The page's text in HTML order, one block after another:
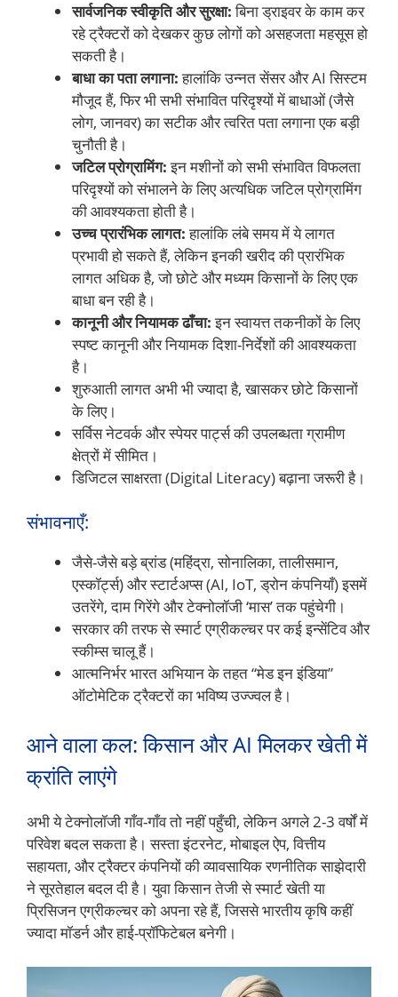
सार्वजनिक स्वीकृति और सुरक्षा:बिना ड्राइवर के काम कर
रहे ट्रैक्टरों को देखकर कुछ लोगों को असहजता महसूस हो
सकती है।
बाधा का पता लगाना:हालांकि उन्नत सेंसर और AI सिस्टम
मौजूद हैं, फिर भी सभी संभावित परिदृश्यों में बाधाओं (जैसे
लोग, जानवर) का सटीक और त्वरित पता लगाना एक बड़ी
चुनौती है।
जटिल प्रोग्रामिंग:इन मशीनों को सभी संभावित विफलता
परिदृश्यों को संभालने के लिए अत्यधिक जटिल प्रोग्रामिंग
की आवश्यकता होती है।
उच्च प्रारंभिक लागत:हालांकि लंबे समय में ये लागत
प्रभावी हो सकते हैं, लेकिन इनकी खरीद की प्रारंभिक
लागत अधिक है, जो छोटे और मध्यम किसानों के लिए एक
बाधा बन रही है।
कानूनी और नियामक ढाँचा:इन स्वायत्त तकनीकों के लिए
स्पष्ट कानूनी और नियामक दिशा-निर्देशों की आवश्यकता
है।
शुरुआती लागत अभी भी ज्यादा है, खासकर छोटे किसानों
के लिए।
सर्विस नेटवर्क और स्पेयर पार्ट्स की उपलब्धता ग्रामीण
क्षेत्रों में सीमित।
डिजिटल साक्षरता (Digital Literacy) बढ़ाना जरूरी है।
संभावनाएँ:
जैसे-जैसे बड़े ब्रांड (महिंद्रा, सोनालिका, तालीसमान,
एस्कॉर्ट्स) और स्टार्टअप्स (AI, IoT, ड्रोन कंपनियाँ) इसमें
उतरेंगे, दाम गिरेंगे और टेक्नोलॉजी ‘मास’ तक पहुंचेगी।
सरकार की तरफ से स्मार्ट एग्रीकल्चर पर कई इन्सेंटिव और
स्कीम्स चालू हैं।
आत्मनिर्भर भारत अभियान के तहत “मेड इन इंडिया”
ऑटोमेटिक ट्रैक्टरों का भविष्य उज्ज्वल है।
आने वाला कल: किसान और AI मिलकर खेती में
क्रांति लाएंगे
अभी ये टेक्नोलॉजी गाँव-गाँव तो नहीं पहुँची, लेकिन अगले 2-3 वर्षों में
परिवेश बदल सकता है। सस्ता इंटरनेट, मोबाइल ऐप, वित्तीय
सहायता, और ट्रैक्टर कंपनियों की व्यावसायिक रणनीतिक साझेदारी
ने सूरतेहाल बदल दी है। युवा किसान तेजी से स्मार्ट खेती या
प्रिसिजन एग्रीकल्चर को अपना रहे हैं, जिससे भारतीय कृषि कहीं
ज्यादा मॉडर्न और हाई-प्रॉफिटेबल बनेगी।